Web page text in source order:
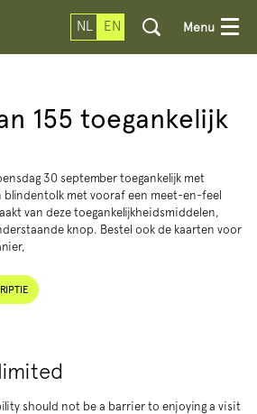
NL EN Menu
155 toegankelijk
30 september toegankelijk met
met vooraf een meet-en-feel
van deze toegankelijkheidsmiddelen,
knop. Bestel ook de kaarten voor
should not be a barrier to enjoying a visit